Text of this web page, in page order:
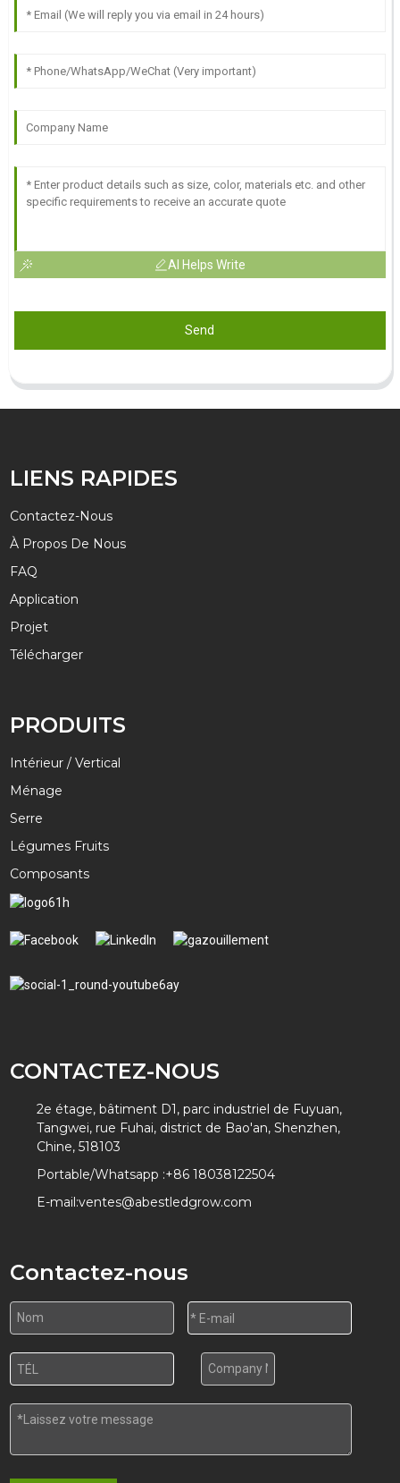
AI Helps Write
Send
LIENS RAPIDES
Contactez-Nous
À Propos De Nous
FAQ
Application
Projet
Télécharger
PRODUITS
Intérieur / Vertical
Ménage
Serre
Légumes Fruits
Composants
CONTACTEZ-NOUS
2e étage, bâtiment D1, parc industriel de Fuyuan,
Tangwei, rue Fuhai, district de Bao'an, Shenzhen,
Chine, 518103
Portable/Whatsapp :+86 18038122504
E-mail:ventes@abestledgrow.com
Contactez-nous